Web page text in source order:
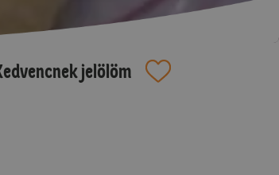
jelölöm